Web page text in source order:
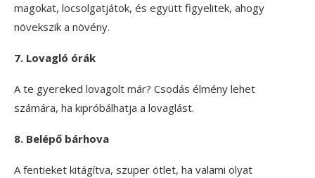
magokat, locsolgatjátok, és együtt figyelitek, ahogy
növekszik a növény.
7. Lovagló órák
A te gyereked lovagolt már? Csodás élmény lehet
számára, ha kipróbálhatja a lovaglást.
8. Belépő bárhova
A fentieket kitágítva, szuper ötlet, ha valami olyat